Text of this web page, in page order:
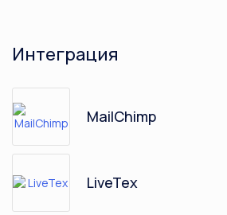
Интеграция
MailChimp
LiveTex